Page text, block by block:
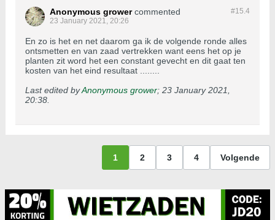
#15.4
Anonymous grower commented
23 January 2021, 20:26
En zo is het en net daarom ga ik de volgende ronde alles
ontsmetten en van zaad vertrekken want eens het op je
planten zit word het een constant gevecht en dit gaat ten
kosten van het eind resultaat ........
Last edited byAnonymous grower; 23 January 2021,
20:38
1 2 3 4 Volgende